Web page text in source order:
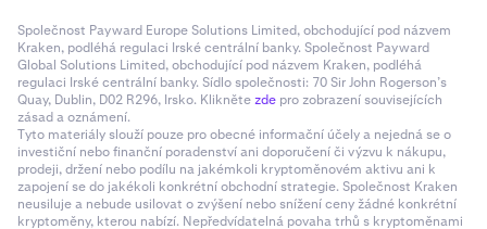
Společnost Payward Europe Solutions Limited, obchodující pod názvem
Kraken, podléhá regulaci Irské centrální banky. Společnost Payward
Global Solutions Limited, obchodující pod názvem Kraken, podléhá
regulaci Irské centrální banky. Sídlo společnosti: 70 Sir John Rogerson’s
Quay, Dublin, D02 R296, Irsko. Kliknětezde pro zobrazení souvisejících
zásad a oznámení.
Tyto materiály slouží pouze pro obecné informační účely a nejedná se o
investiční nebo finanční poradenství ani doporučení či výzvu k nákupu,
prodeji, držení nebo podílu na jakémkoli kryptoměnovém aktivu ani k
zapojení se do jakékoli konkrétní obchodní strategie. Společnost Kraken
neusiluje a nebude usilovat o zvýšení nebo snížení ceny žádné konkrétní
kryptoměny, kterou nabízí. Nepředvídatelná povaha trhů s kryptoměnami